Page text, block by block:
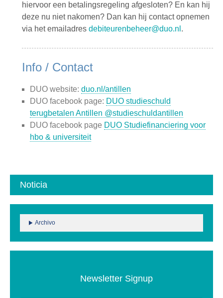
hiervoor een betalingsregeling afgesloten? En kan hij
deze nu niet nakomen? Dan kan hij contact opnemen
via het emailadres debiteurenbeheer@duo.nl .
Info / Contact
DUO website: duo.nl/antillen
DUO facebook page: DUO studieschuld
terugbetalen Antillen @studieschuldantillen
DUO facebook page DUO Studiefinanciering voor
hbo & universiteit
Noticia
Archivo
Newsletter Signup